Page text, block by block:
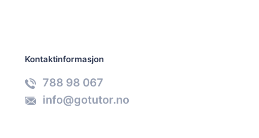
Kontaktinformasjon
788 98 067
info@gotutor.no